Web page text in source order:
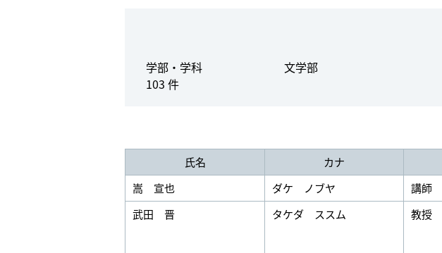
学部・学科
文学部
103 件
氏名 カナ
嵩 宣也
ダケ ノブヤ 講師
武田 晋
タケダ ススム 教授